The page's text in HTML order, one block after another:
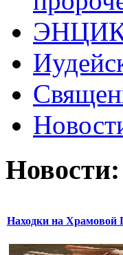
Новости:
Находки на Храмовой